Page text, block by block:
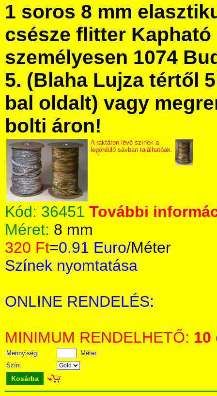
1 soros 8 mm
csésze flitter
személyesen 1074
5. (Blaha Lujza tértől
bal oldalt) vagy
bolti áron!
A raktáron lévő színek a
legördülő sávban találhatóak.
Kód: 36451 További
Méret: 8 mm
320 Ft=0.91 Euro/Méter
Színek nyomtatása
ONLINE RENDELÉS:
MINIMUM RENDELHETŐ: 10
Mennyiség:
Méter
Szín:
Kosárba